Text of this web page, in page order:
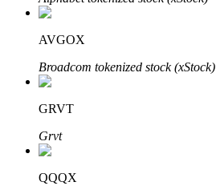
Auto Invest
AVGOX
Broadcom tokenized stock (xStock)
GRVT
Grvt
QQQX